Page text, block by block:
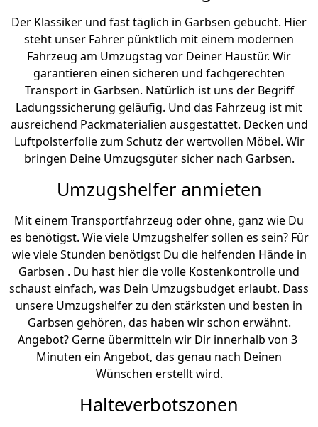
Der Klassiker und fast täglich in Garbsen gebucht. Hier
steht unser Fahrer pünktlich mit einem modernen
Fahrzeug am Umzugstag vor Deiner Haustür. Wir
garantieren einen sicheren und fachgerechten
Transport in Garbsen. Natürlich ist uns der Begriff
Ladungssicherung geläufig. Und das Fahrzeug ist mit
ausreichend Packmaterialien ausgestattet. Decken und
Luftpolsterfolie zum Schutz der wertvollen Möbel. Wir
bringen Deine Umzugsgüter sicher nach Garbsen.
Umzugshelfer anmieten
Mit einem Transportfahrzeug oder ohne, ganz wie Du
es benötigst. Wie viele Umzugshelfer sollen es sein? Für
wie viele Stunden benötigst Du die helfenden Hände in
Garbsen . Du hast hier die volle Kostenkontrolle und
schaust einfach, was Dein Umzugsbudget erlaubt. Dass
unsere Umzugshelfer zu den stärksten und besten in
Garbsen gehören, das haben wir schon erwähnt.
Angebot? Gerne übermitteln wir Dir innerhalb von 3
Minuten ein Angebot, das genau nach Deinen
Wünschen erstellt wird.
Halteverbotszonen